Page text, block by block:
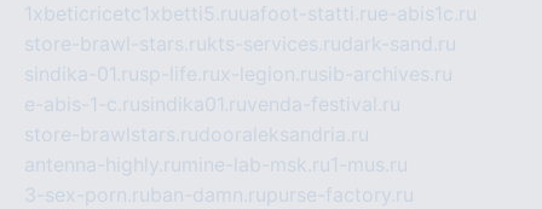
1xbeticricetc1xbetti5.ruuafoot-statti.rue-abis1c.ru
store-brawl-stars.rukts-services.rudark-sand.ru
sindika-01.rusp-life.rux-legion.rusib-archives.ru
e-abis-1-c.rusindika01.ruvenda-festival.ru
store-brawlstars.rudooraleksandria.ru
antenna-highly.ru mine-lab-msk.ru1-mus.ru
3-sex-porn.ruban-damn.rupurse-factory.ru